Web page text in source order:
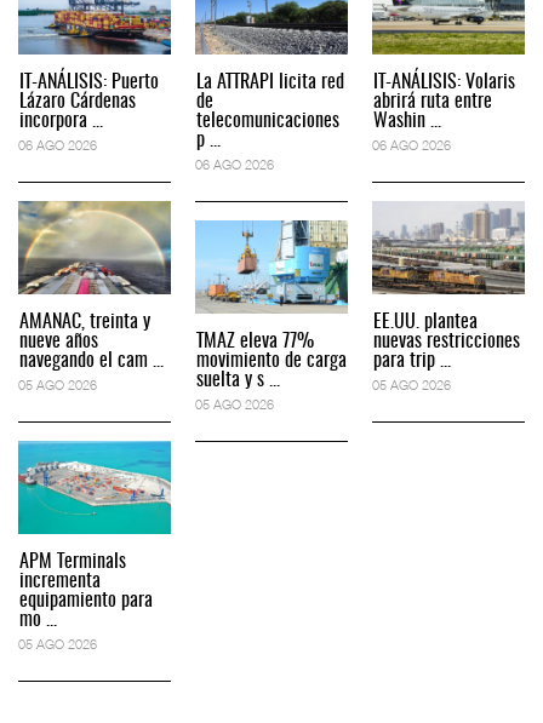
IT-ANÁLISIS: Puerto
Lázaro Cárdenas
incorpora ...
06 AGO 2026
AMANAC, treinta y
nueve años
navegando el cam ...
05 AGO 2026
APM Terminals
incrementa
equipamiento para
mo ...
05 AGO 2026
La ATTRAPI licita red
de
telecomunicaciones
p ...
06 AGO 2026
TMAZ eleva 77%
movimiento de carga
suelta y s ...
05 AGO 2026
IT-ANÁLISIS: Volaris
abrirá ruta entre
Washin ...
06 AGO 2026
EE.UU. plantea
nuevas restricciones
para trip ...
05 AGO 2026